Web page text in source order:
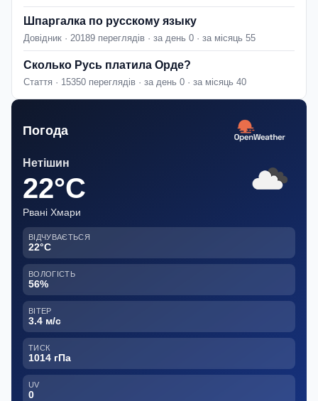
Шпаргалка по русскому языку
Довідник · 20189 переглядів · за день 0 · за місяць 55
Сколько Русь платила Орде?
Стаття · 15350 переглядів · за день 0 · за місяць 40
Погода
Нетішин
22°C
Рвані Хмари
ВІДЧУВАЄТЬСЯ
22°C
ВОЛОГІСТЬ
56%
ВІТЕР
3.4 м/с
ТИСК
1014 гПа
UV
0